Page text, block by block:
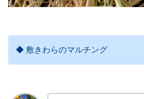
◆ 敷きわらのマルチング